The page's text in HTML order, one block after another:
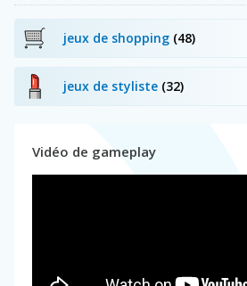
jeux de shopping (48)
jeux de styliste (32)
Vidéo de gameplay